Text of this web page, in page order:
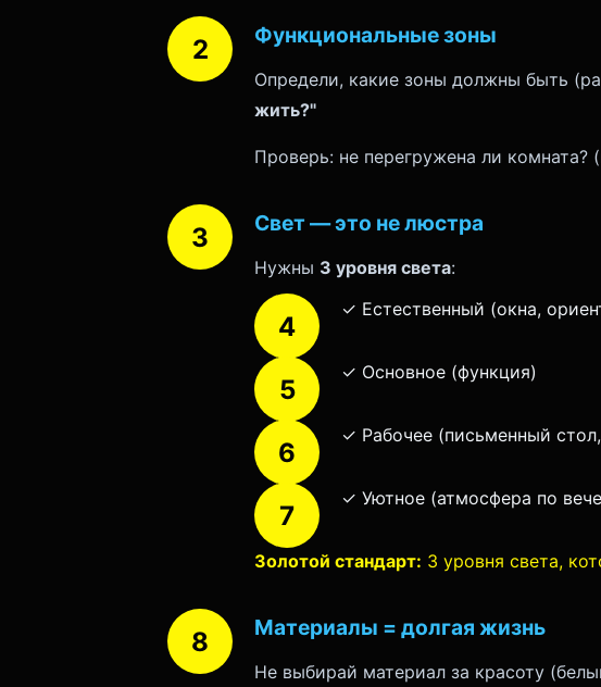
Функциональные зоны
Определи, какие зоны должны быть
жить?"
Проверь: не перегружена ли
Свет — это не люстра
Нужны 3 уровня света:
✓ Естественный (окна,
✓ Основное (функция)
✓ Рабочее (письменный
✓ Уютное (атмосфера по
Золотой стандарт: 3 уровня света,
Материалы = долгая жизнь
Не выбирай материал за красоту